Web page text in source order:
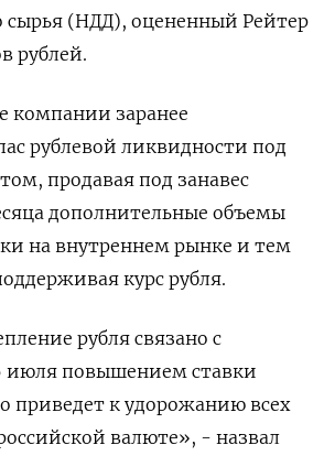
сырья (НДД), оцененный Рейтер
рублей.
компании заранее
рублевой ликвидности под
продавая под занавес
дополнительные объемы
на внутреннем рынке и тем
курс рубля.
рубля связано с
июля повышением ставки
приведет к удорожанию всех
валюте», - назвал